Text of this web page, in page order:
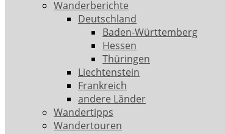
Wanderberichte
Deutschland
Baden-Württemberg
Hessen
Thüringen
Liechtenstein
Frankreich
andere Länder
Wandertipps
Wandertouren